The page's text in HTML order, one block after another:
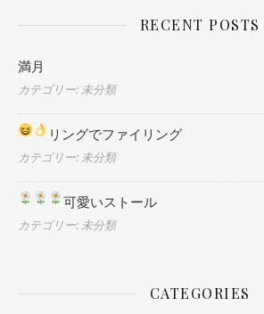
RECENT POSTS
満月
カテゴリー: 未分類
リングでファイリング
カテゴリー: 未分類
可愛いストール
カテゴリー: 未分類
CATEGORIES